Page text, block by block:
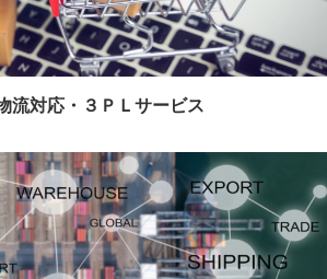
流対応・３ＰＬサービス